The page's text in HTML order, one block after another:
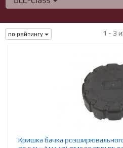
по рейтингу 1 - 3
Кришка бачка